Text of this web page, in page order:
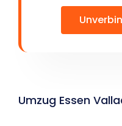
Umzug Essen